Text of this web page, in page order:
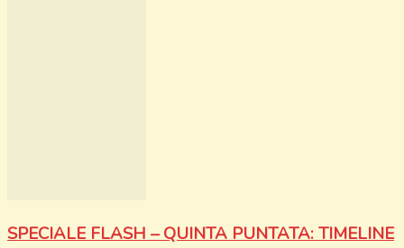
SPECIALE FLASH – QUINTA PUNTATA: TIMELINE